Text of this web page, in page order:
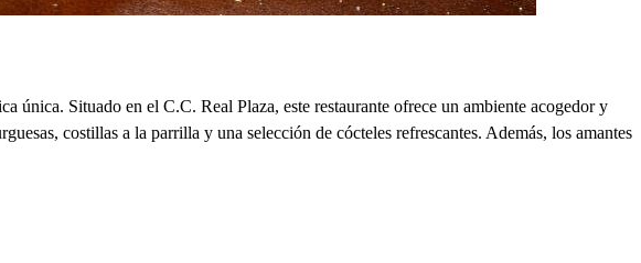
única. Situado en el C.C. Real Plaza, este restaurante ofrece un ambiente acogedor y
costillas a la parrilla y una selección de cócteles refrescantes. Además, los amantes